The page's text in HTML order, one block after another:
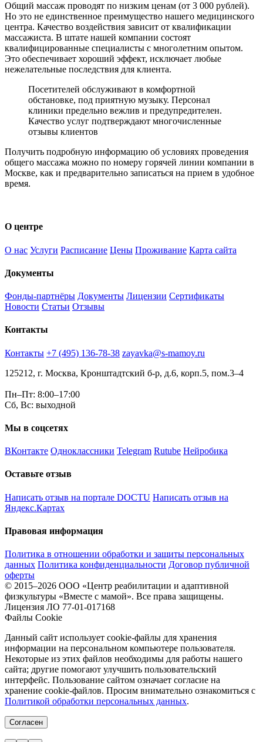
Общий массаж проводят по низким ценам (от 3 000 рублей).
Но это не единственное преимущество нашего медицинского
центра. Качество воздействия зависит от квалификации
массажиста. В штате нашей компании состоят
квалифицированные специалисты с многолетним опытом.
Это обеспечивает хороший эффект, исключает любые
нежелательные последствия для клиента.
Посетителей обслуживают в комфортной
обстановке, под приятную музыку. Персонал
клиники предельно вежлив и предупредителен.
Качество услуг подтверждают многочисленные
отзывы клиентов
Получить подробную информацию об условиях проведения
общего массажа можно по номеру горячей линии компании в
Москве, как и предварительно записаться на прием в удобное
время.
О центре
О нас Услуги Расписание Цены Проживание Карта сайта
Документы
Фонды-партнёры Документы Лицензии Сертификаты
Новости Статьи Отзывы
Контакты
Контакты +7 (495) 136-78-38 zayavka@s-mamoy.ru
125212, г. Москва, Кронштадтский б-р, д.6, корп.5, пом.3–4
Пн–Пт: 8:00–17:00
Сб, Вс: выходной
Мы в соцсетях
ВКонтакте Одноклассники Telegram Rutube Нейробика
Оставьте отзыв
Написать отзыв на портале DOCTU Написать отзыв на
Яндекс.Картах
Правовая информация
Политика в отношении обработки и защиты персональных
данных Политика конфиденциальности Договор публичной
оферты
© 2015–2026 ООО «Центр реабилитации и адаптивной
физкультуры «Вместе с мамой». Все права защищены.
Лицензия ЛО 77-01-017168
Файлы Cookie
Данный сайт использует cookie-файлы для хранения
информации на персональном компьютере пользователя.
Некоторые из этих файлов необходимы для работы нашего
сайта; другие помогают улучшить пользовательский
интерфейс. Пользование сайтом означает согласие на
хранение cookie-файлов. Просим внимательно ознакомиться с
Политикой обработки персональных данных.
Согласен